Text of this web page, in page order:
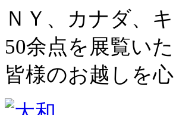
ＮＹ、カナダ、
50余点を展覧いた
皆様のお越しを